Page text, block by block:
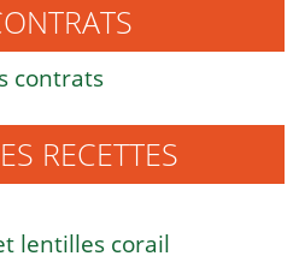
contrats
RECETTES
lentilles corail